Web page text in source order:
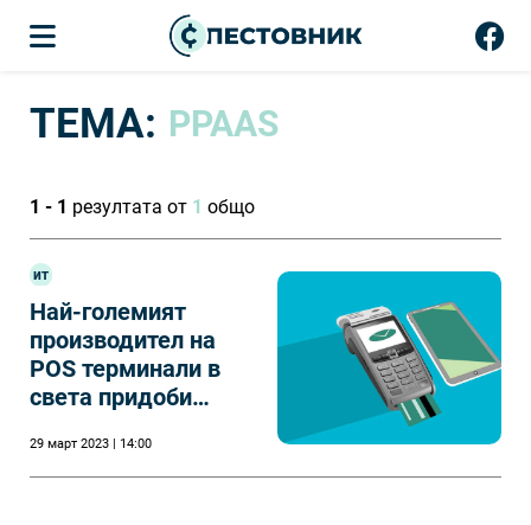
ТЕМА: PPAAS
1 - 1 резултата от 1 общо
ит
Най-големият
производител на
POS терминали в
света придоби
29 март 2023 | 14:00